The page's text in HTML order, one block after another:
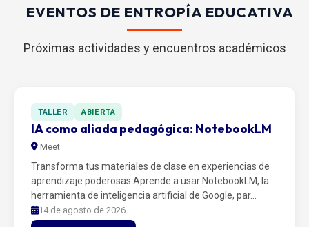
EVENTOS DE ENTROPÍA EDUCATIVA
Próximas actividades y encuentros académicos
TALLER ABIERTA
IA como aliada pedagógica: NotebookLM
Meet
Transforma tus materiales de clase en experiencias de
aprendizaje poderosas Aprende a usar NotebookLM, la
herramienta de inteligencia artificial de Google, par…
14 de agosto de 2026